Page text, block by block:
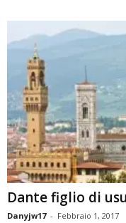
Dante figlio di
Danyjw17 - Febbraio 1, 2017